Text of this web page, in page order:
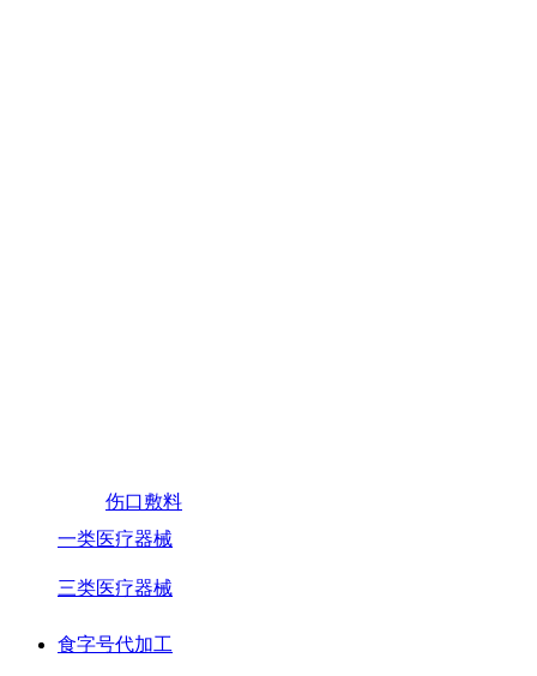
伤口敷料
一类医疗器械
三类医疗器械
食字号代加工